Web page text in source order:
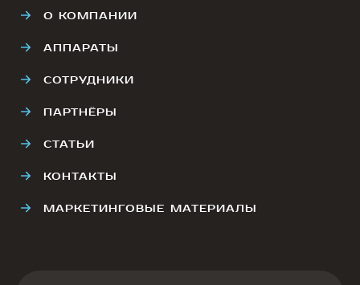
О КОМПАНИИ
АППАРАТЫ
СОТРУДНИКИ
ПАРТНЁРЫ
СТАТЬИ
КОНТАКТЫ
МАРКЕТИНГОВЫЕ МАТЕРИАЛЫ